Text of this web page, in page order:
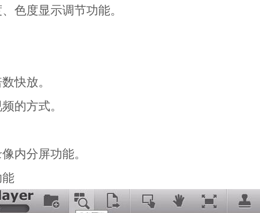
色度显示调节功能。
快放。
的方式。
内分屏功能。